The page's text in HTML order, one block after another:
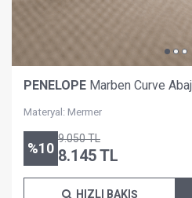
PENELOPE Marben Curve
Materyal: Mermer
%10
9.050TL
8.145TL
HIZLI BAKIŞ